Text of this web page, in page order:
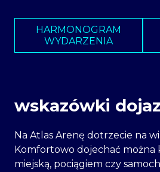
HARMONOGRAM
WYDARZENIA
wskazówki
Na Atlas Arenę dotrzecie na
Komfortowo dojechać można
miejską, pociągiem czy